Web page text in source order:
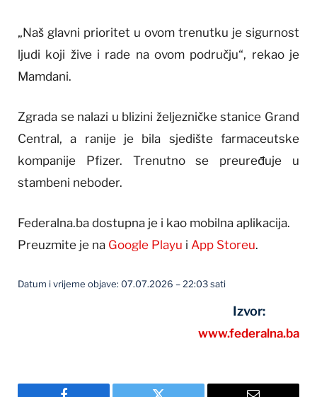
„Naš glavni prioritet u ovom trenutku je sigurnost
ljudi koji žive i rade na ovom području“, rekao je
Mamdani.
Zgrada se nalazi u blizini željezničke stanice Grand
Central, a ranije je bila sjedište farmaceutske
kompanije Pfizer. Trenutno se preuređuje u
stambeni neboder.
Federalna.ba dostupna je i kao mobilna aplikacija.
Preuzmite je na Google Playu i App Storeu.
Datum i vrijeme objave: 07.07.2026 – 22:03 sati
Izvor:
www.federalna.ba